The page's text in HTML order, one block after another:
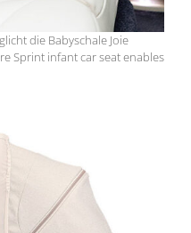
die Babyschale Joie
Sprint infant car seat enables